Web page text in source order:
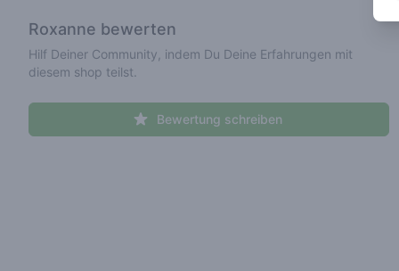
Roxanne bewerten
Hilf Deiner Community, indem Du Deine Erfahrungen mit
diesem shop teilst.
Bewertung schreiben